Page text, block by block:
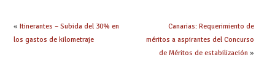
« Itinerantes – Subida del 30% en
los gastos de kilometraje
Canarias: Requerimiento de
méritos a aspirantes del Concurso
de Méritos de estabilización »